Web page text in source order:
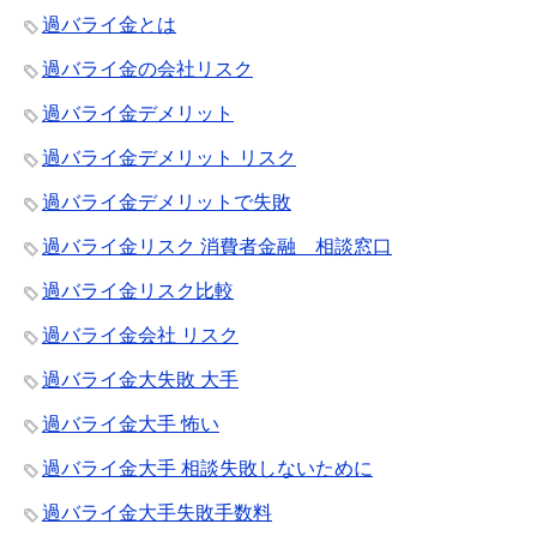
過バライ金とは
過バライ金の会社リスク
過バライ金デメリット
過バライ金デメリット リスク
過バライ金デメリットで失敗
過バライ金リスク 消費者金融 相談窓口
過バライ金リスク比較
過バライ金会社 リスク
過バライ金大失敗 大手
過バライ金大手 怖い
過バライ金大手 相談失敗しないために
過バライ金大手失敗手数料